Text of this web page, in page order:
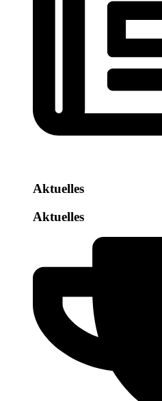
Aktuelles
Aktuelles